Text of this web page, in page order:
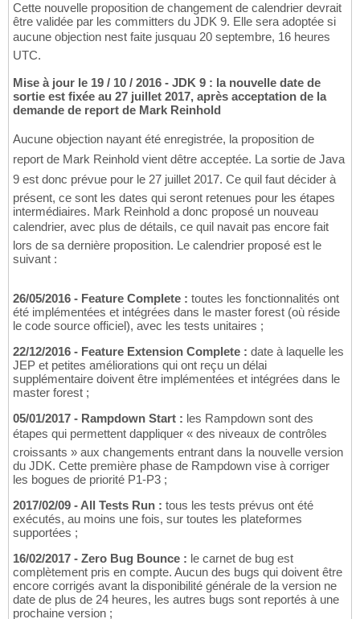
Cette nouvelle proposition de changement de calendrier devrait
être validée par les committers du JDK 9. Elle sera adoptée si
aucune objection nest faite jusquau 20 septembre, 16 heures
UTC.
Mise à jour le 19 / 10 / 2016 - JDK 9 : la nouvelle date de
sortie est fixée au 27 juillet 2017, après acceptation de la
demande de report de Mark Reinhold
Aucune objection nayant été enregistrée, la proposition de
report de Mark Reinhold vient dêtre acceptée. La sortie de Java
9 est donc prévue pour le 27 juillet 2017. Ce quil faut décider à
présent, ce sont les dates qui seront retenues pour les étapes
intermédiaires. Mark Reinhold a donc proposé un nouveau
calendrier, avec plus de détails, ce quil navait pas encore fait
lors de sa dernière proposition. Le calendrier proposé est le
suivant :
26/05/2016 - Feature Complete : toutes les fonctionnalités ont
été implémentées et intégrées dans le master forest (où réside
le code source officiel), avec les tests unitaires ;
22/12/2016 - Feature Extension Complete : date à laquelle les
JEP et petites améliorations qui ont reçu un délai
supplémentaire doivent être implémentées et intégrées dans le
master forest ;
05/01/2017 - Rampdown Start : les Rampdown sont des
étapes qui permettent dappliquer « des niveaux de contrôles
croissants » aux changements entrant dans la nouvelle version
du JDK. Cette première phase de Rampdown vise à corriger
les bogues de priorité P1-P3 ;
2017/02/09 - All Tests Run : tous les tests prévus ont été
exécutés, au moins une fois, sur toutes les plateformes
supportées ;
16/02/2017 - Zero Bug Bounce : le carnet de bug est
complètement pris en compte. Aucun des bugs qui doivent être
encore corrigés avant la disponibilité générale de la version ne
date de plus de 24 heures, les autres bugs sont reportés à une
prochaine version ;